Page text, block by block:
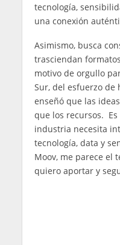
tecnología,
una conexión
Asimismo, busca
trasciendan
motivo de orgullo
Sur, del esfuerzo de
enseñó que las
que los recursos.
industria necesita
tecnología, data y
Moov, me parece el
quiero aportar y